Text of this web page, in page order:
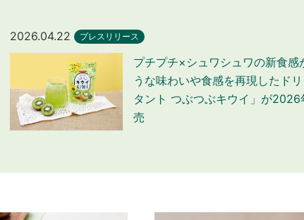
2026.04.22 プレスリリース
プチプチ×シュワシュワの新食感
うな味わいや食感を再現したド
タント つぶつぶキウイ」が
売